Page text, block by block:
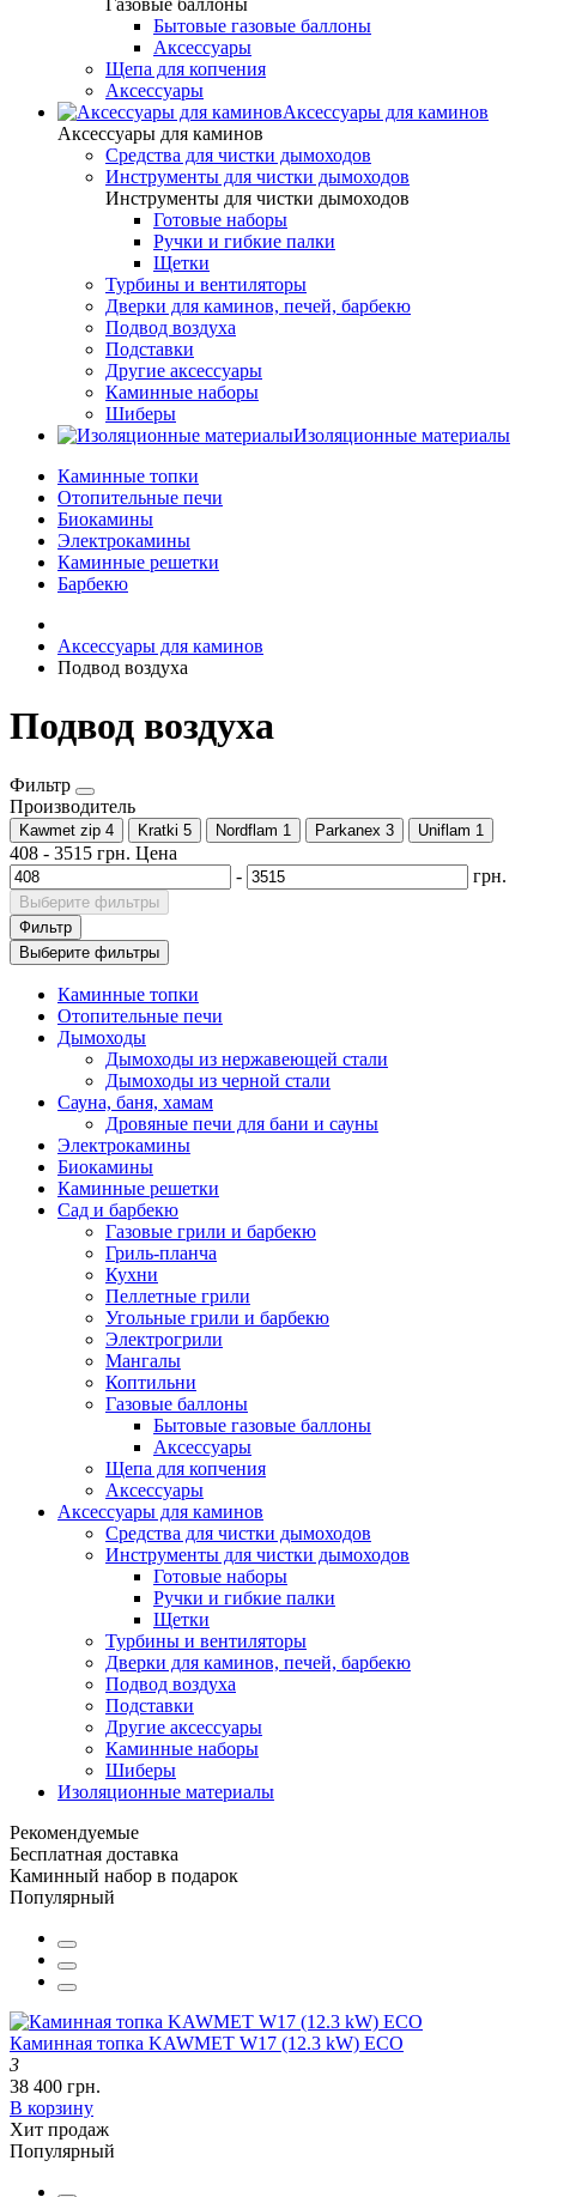
Газовые баллоны
Бытовые газовые баллоны
Аксессуары
Щепа для копчения
Аксессуары
Аксессуары для каминов
Аксессуары для каминов
Cредства для чистки дымоходов
Инструменты для чистки дымоходов
Инструменты для чистки дымоходов
Готовые наборы
Ручки и гибкие палки
Щетки
Турбины и вентиляторы
Дверки для каминов, печей, барбекю
Подвод воздуха
Подставки
Другие аксессуары
Каминные наборы
Шиберы
Изоляционные материалы
Каминные топки
Отопительные печи
Биокамины
Электрокамины
Каминные решетки
Барбекю
Аксессуары для каминов
Подвод воздуха
Подвод воздуха
Фильтр
Производитель
Kawmet zip 4 Kratki 5 Nordflam 1 Parkanex 3 Uniflam 1
408 - 3515 грн. Цена
-
грн.
Выберите фильтры
Фильтр
Выберите фильтры
Каминные топки
Отопительные печи
Дымоходы
Дымоходы из нержавеющей стали
Дымоходы из черной стали
Сауна, баня, хамам
Дровяные печи для бани и сауны
Электрокамины
Биокамины
Каминные решетки
Сад и барбекю
Газовые грили и барбекю
Гриль-планча
Кухни
Пеллетные грили
Угольные грили и барбекю
Электрогрили
Мангалы
Коптильни
Газовые баллоны
Бытовые газовые баллоны
Аксессуары
Щепа для копчения
Аксессуары
Аксессуары для каминов
Cредства для чистки дымоходов
Инструменты для чистки дымоходов
Готовые наборы
Ручки и гибкие палки
Щетки
Турбины и вентиляторы
Дверки для каминов, печей, барбекю
Подвод воздуха
Подставки
Другие аксессуары
Каминные наборы
Шиберы
Изоляционные материалы
Рекомендуемые
Бесплатная доставка
Каминный набор в подарок
Популярный
Каминная топка KAWMET W17 (12.3 kW) EСO
3
38 400 грн.
В корзину
Хит продаж
Популярный